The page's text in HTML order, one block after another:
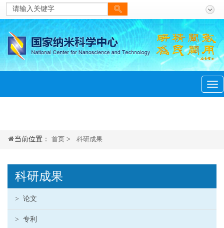
当前位置： 首页 > 科研成果
科研成果
> 论文
> 专利